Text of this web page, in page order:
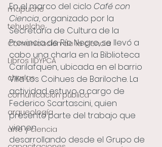
mapuche
tehuelche
Comunicación de la ciencia
Libros IIDYPCA
charlas
comunicación pública
arqueología
arte y ciencia
En el marco del ciclo Café con
Ciencia, organizado por la
Secretaría de Cultura de la
Provincia de Río Negro, se llevó a
cabo una charla en la Biblioteca
Carilafquen, ubicada en el barrio
Villa Los Coihues de Bariloche. La
actividad estuvo a cargo de
Federico Scartascini, quien
presentó parte del trabajo que
vienen
desarrollando desde el Grupo de